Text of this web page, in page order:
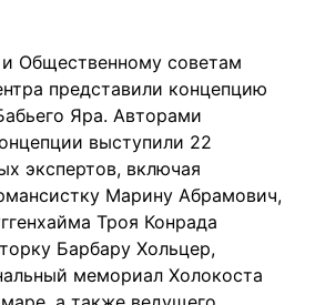
Общественному советам
представили концепцию
Яра. Авторами
выступили 22
экспертов, включая
Марину Абрамович,
Троя Конрада
Барбару Хольцер,
мемориал Холокоста